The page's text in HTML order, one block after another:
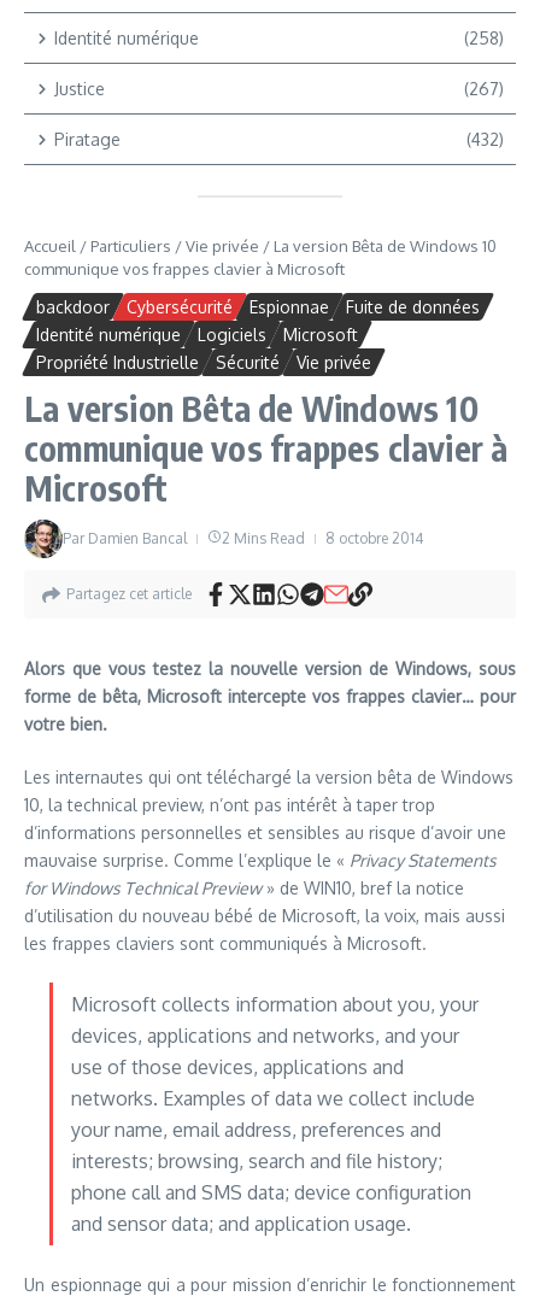
Identité numérique (258)
Justice (267)
Piratage (432)
Accueil / Particuliers /Vie privée / La version Bêta de Windows 10
communique vos frappes clavier à Microsoft
backdoor Cybersécurité Espionnae
Fuite de données
Identité numérique
Logiciels
Microsoft
Propriété Industrielle
Sécurité Vie privée
La version Bêta de Windows 10
communique vos frappes clavier à
Microsoft
Par Damien Bancal 2 Mins Read 8 octobre 2014
Partagez cet article
Alors que vous testez la nouvelle version de Windows, sous
forme de bêta, Microsoft intercepte vos frappes clavier… pour
votre bien.
Les internautes qui ont téléchargé la version bêta de Windows
10, la technical preview, n’ont pas intérêt à taper trop
d’informations personnelles et sensibles au risque d’avoir une
mauvaise surprise. Comme l’explique le « Privacy Statements
for Windows Technical Preview» de WIN10, bref la notice
d’utilisation du nouveau bébé de Microsoft, la voix, mais aussi
les frappes claviers sont communiqués à Microsoft.
Microsoft collects information about you, your
devices, applications and networks, and your
use of those devices, applications and
networks. Examples of data we collect include
your name, email address, preferences and
interests; browsing, search and file history;
phone call and SMS data; device configuration
and sensor data; and application usage.
Un espionnage qui a pour mission d’enrichir le fonctionnement